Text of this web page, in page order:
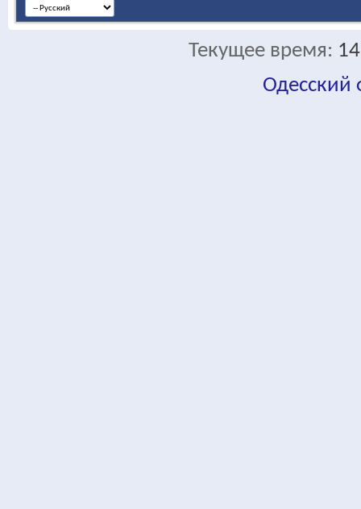
Текущее время:
Одесский